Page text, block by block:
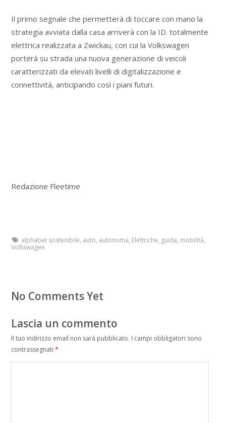
Il primo segnale che permetterà di toccare con mano la
strategia avviata dalla casa arriverà con la ID. totalmente
elettrica realizzata a Zwickau, con cui la Volkswagen
porterà su strada una nuova generazione di veicoli
caratterizzati da elevati livelli di digitalizzazione e
connettività, anticipando così i piani futuri.
Redazione Fleetime
alphabet sostenibile, auto, autonoma, Elettriche, guida, mobilità,
Volkswagen
No Comments Yet
Lascia un commento
Il tuo indirizzo email non sarà pubblicato. I campi obbligatori sono
contrassegnati *